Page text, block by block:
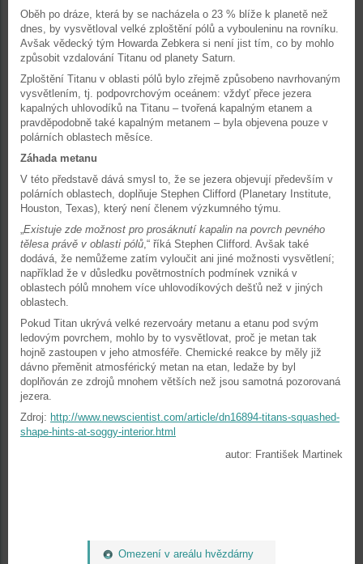
Omezení v areálu hvězdárny
Oběh po dráze, která by se nacházela o 23 % blíže k planetě než
dnes, by vysvětloval velké zploštění pólů a vybouleninu na rovníku.
Avšak vědecký tým Howarda Zebkera si není jist tím, co by mohlo
způsobit vzdalování Titanu od planety Saturn.
Zploštění Titanu v oblasti pólů bylo zřejmě způsobeno navrhovaným
vysvětlením, tj. podpovrchovým oceánem: vždyť přece jezera
kapalných uhlovodíků na Titanu – tvořená kapalným etanem a
pravděpodobně také kapalným metanem – byla objevena pouze v
polárních oblastech měsíce.
Záhada metanu
V této představě dává smysl to, že se jezera objevují především v
polárních oblastech, doplňuje Stephen Clifford (Planetary Institute,
Houston, Texas), který není členem výzkumného týmu.
„Existuje zde možnost pro prosáknutí kapalin na povrch pevného
tělesa právě v oblasti pólů,“ říká Stephen Clifford. Avšak také
dodává, že nemůžeme zatím vyloučit ani jiné možnosti vysvětlení;
například že v důsledku povětrnostních podmínek vzniká v
oblastech pólů mnohem více uhlovodíkových dešťů než v jiných
oblastech.
Pokud Titan ukrývá velké rezervoáry metanu a etanu pod svým
ledovým povrchem, mohlo by to vysvětlovat, proč je metan tak
hojně zastoupen v jeho atmosféře. Chemické reakce by měly již
dávno přeměnit atmosférický metan na etan, ledaže by byl
doplňován ze zdrojů mnohem větších než jsou samotná pozorovaná
jezera.
Zdroj: http://www.newscientist.com/article/dn16894-titans-squashed-
shape-hints-at-soggy-interior.html
autor: František Martinek